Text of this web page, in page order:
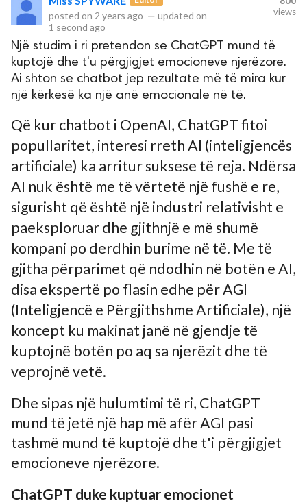
posted on 2 years ago — updated on
1 second ago
views
Një studim i ri pretendon se ChatGPT mund të
kuptojë dhe t'u përgjigjet emocioneve njerëzore.
Ai shton se chatbot jep rezultate më të mira kur
një kërkesë ka një anë emocionale në të.
Që kur chatbot i OpenAI, ChatGPT fitoi
popullaritet, interesi rreth AI (inteligjencës
artificiale) ka arritur suksese të reja. Ndërsa
AI nuk është me të vërtetë një fushë e re,
sigurisht që është një industri relativisht e
paeksploruar dhe gjithnjë e më shumë
kompani po derdhin burime në të. Me të
gjitha përparimet që ndodhin në botën e AI,
disa ekspertë po flasin edhe për AGI
(Inteligjencë e Përgjithshme Artificiale), një
koncept ku makinat janë në gjendje të
kuptojnë botën po aq sa njerëzit dhe të
veprojnë vetë.
Dhe sipas një hulumtimi të ri, ChatGPT
mund të jetë një hap më afër AGI pasi
tashmë mund të kuptojë dhe t'i përgjigjet
emocioneve njerëzore.
ChatGPT duke kuptuar emocionet